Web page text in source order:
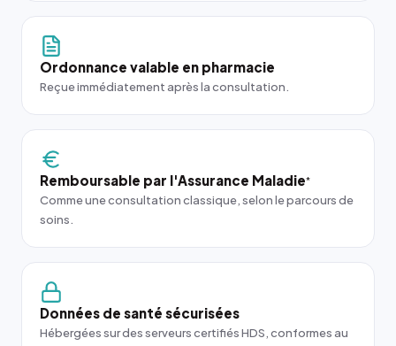
Ordonnance valable en pharmacie
Reçue immédiatement après la consultation.
Remboursable par l'Assurance Maladie*
Comme une consultation classique, selon le parcours de
soins.
Données de santé sécurisées
Hébergées sur des serveurs certifiés HDS, conformes au